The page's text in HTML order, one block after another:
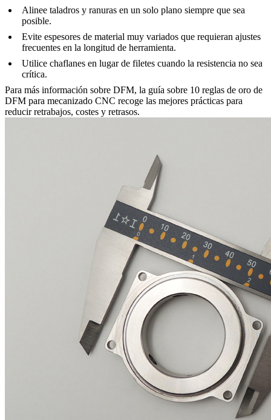
Alinee taladros y ranuras en un solo plano siempre que sea
posible.
Evite espesores de material muy variados que requieran ajustes
frecuentes en la longitud de herramienta.
Utilice chaflanes en lugar de filetes cuando la resistencia no sea
crítica.
Para más información sobre DFM, la guía sobre 10 reglas de oro de
DFM para mecanizado CNC recoge las mejores prácticas para
reducir retrabajos, costes y retrasos.